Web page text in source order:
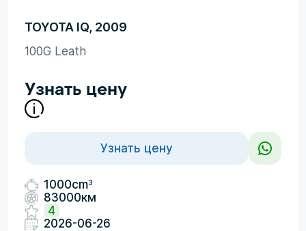
TOYOTA IQ, 2009
100G Leath
Узнать цену
Узнать цену
1000cm3
83000км
4
2026-06-26